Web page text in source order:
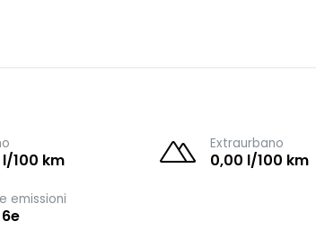
100 km
Extraurbano
0,00 l/100 km
emissioni